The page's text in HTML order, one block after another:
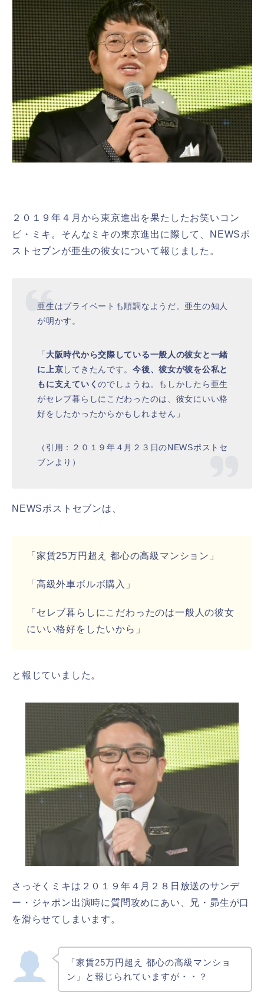
２０１９年４月から東京進出を果たしたお笑いコン
ビ・ミキ。そんなミキの東京進出に際して、NEWSポ
ストセブンが亜生の彼女について報じました。
亜生はプライベートも順調なようだ。亜生の知人
が明かす。
「 大阪時代から交際している一般人の彼女と一緒
に上京してきたんです。今後、彼女が彼を公私と
もに支えていくのでしょうね。もしかしたら亜生
がセレブ暮らしにこだわったのは、彼女にいい格
好をしたかったからかもしれません」
（引用：２０１９年４月２３日のNEWSポストセ
ブンより）
NEWSポストセブンは、
「家賃25万円超え 都心の高級マンション」
「高級外車ボルボ購入」
「セレブ暮らしにこだわったのは一般人の彼女
にいい格好をしたいから」
と報じていました。
さっそくミキは２０１９年４月２８日放送のサンデ
ー・ジャポン出演時に質問攻めにあい、兄・昴生が口
を滑らせてしまいます。
「家賃25万円超え 都心の高級マンショ
ン」と報じられていますが・・？